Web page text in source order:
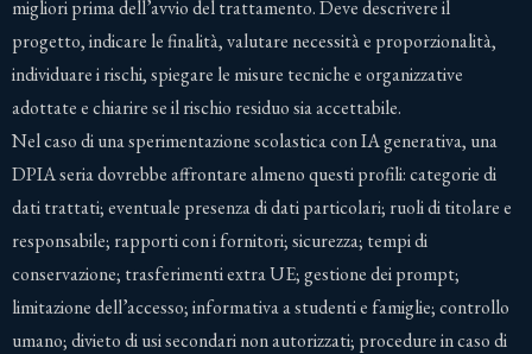
migliori prima dell’avvio del trattamento. Deve descrivere il
progetto, indicare le finalità, valutare necessità e proporzionalità,
individuare i rischi, spiegare le misure tecniche e organizzative
adottate e chiarire se il rischio residuo sia accettabile.
Nel caso di una sperimentazione scolastica con IA generativa, una
DPIA seria dovrebbe affrontare almeno questi profili: categorie di
dati trattati; eventuale presenza di dati particolari; ruoli di titolare e
responsabile; rapporti con i fornitori; sicurezza; tempi di
conservazione; trasferimenti extra UE; gestione dei prompt;
limitazione dell’accesso; informativa a studenti e famiglie; controllo
umano; divieto di usi secondari non autorizzati; procedure in caso di